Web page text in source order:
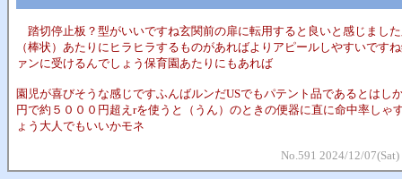
踏切停止板？型がいいですね玄関前の扉に転用すると良いと感じまし
（棒状）あたりにヒラヒラするものがあればよりアピールしやすいです
ァンに受けるんでしょう保育園あたりにもあれば
園児が喜びそうな感じですふんばルンだUSでもパテント品であるとはし
円で約５０００円超えrを使うと（うん）のときの便器に直に命中率しゃ
ょう大人でもいいかモネ
No.591 2024/12/